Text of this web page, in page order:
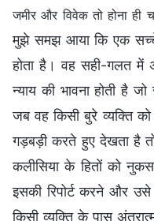
जमीर और विवेक तो होना ही
मुझे समझ आया कि एक सच्चे
होता है। वह सही-गलत में
न्याय की भावना होती है
जब वह किसी बुरे व्यक्ति
गड़बड़ी करते हुए देखता है
कलीसिया के हितों को
इसकी रिपोर्ट करने और
किसी व्यक्ति के पास